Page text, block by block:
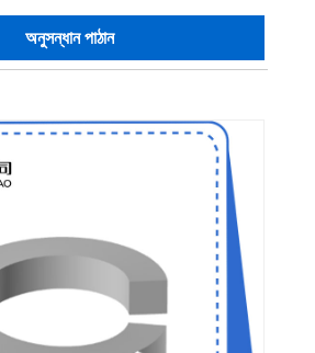
অনুসন্ধান পাঠান